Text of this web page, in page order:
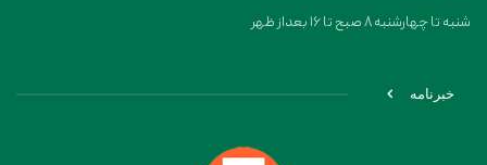
شنبه تا چهارشنبه 8 صبح تا 16 بعداز ظهر
خبرنامه